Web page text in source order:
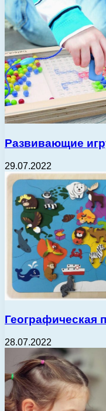
Развивающие
29.07.2022
Географическая
28.07.2022